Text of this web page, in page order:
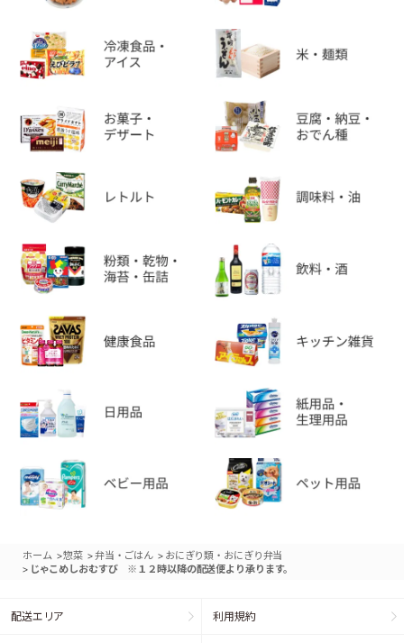
ホーム >惣菜 >弁当・ごはん > おにぎり類・おにぎり弁当
> じゃこめしおむすび ※１２時以降の配送便より承ります。
配送エリア 利用規約